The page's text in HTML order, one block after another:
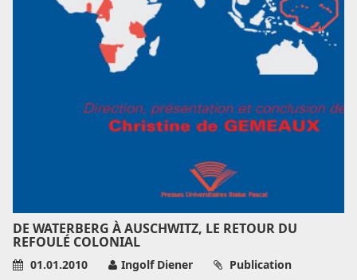
DE WATERBERG À AUSCHWITZ, LE RETOUR DU
REFOULÉ COLONIAL
01.01.2010 Ingolf Diener
Publication